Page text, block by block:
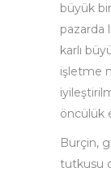
büyük
pazarda
karlı
işletme
öncülük
Burçin,
tutkusu